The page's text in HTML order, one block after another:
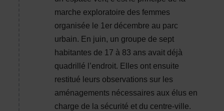
marche exploratoire des femmes
organisée le 1er décembre au parc
urbain. En juin, un groupe de sept
habitantes de 17 à 83 ans avait déjà
quadrillé l’endroit. Elles ont ensuite
restitué leurs observations sur les
aménagements nécessaires aux élus en
charge de la sécurité et du centre-ville.